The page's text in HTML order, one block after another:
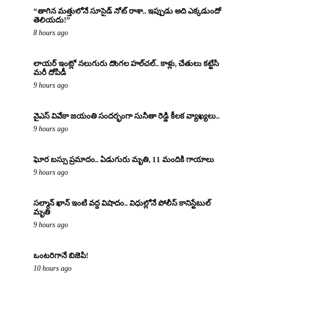
“తాగిన మత్తులోనే సూసైడ్ నోట్ రాశా.. ఇప్పుడు అది ఎక్కడుందో
తెలియదు!”
8 hours ago
లాయర్ ఇంట్లో నలుగురు దొంగల హల్‌చల్.. కాళ్లు, చేతులు కట్టేసి
మరీ దోపిడీ
9 hours ago
వైఎస్ వివేకా జయంతి సందర్భంగా సునీతా రెడ్డి కీలక వ్యాఖ్యలు..
9 hours ago
ఘోర బస్సు ప్రమాదం.. ఏడుగురు మృతి, 11 మందికి గాయాలు
9 hours ago
సల్మాన్ ఖాన్ ఇంటి వద్ద విషాదం.. విధుల్లోనే పోలీస్ కానిస్టేబుల్
మృతి
9 hours ago
ఒంటరిగానే బిజెపి!
10 hours ago